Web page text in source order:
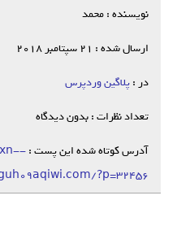
نویسنده : محمد
ارسال شده : 21 سپتامبر 2018
در :پلاگین وردپرس
تعداد نظرات : بدون دیدگاه
آدرس کوتاه شده این پست :
?p=32456